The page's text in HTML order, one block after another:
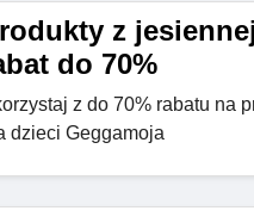
z
do 70%
z do 70% rabatu na
dzieci Geggamoja